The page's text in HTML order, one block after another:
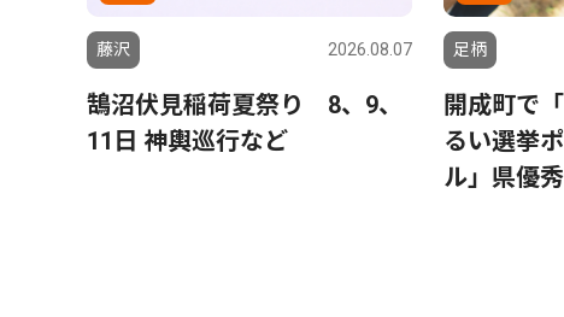
藤沢 2026.08.07
鵠沼伏見稲荷夏祭り 8、9、
11日 神輿巡行など
足柄
開成町で
るい選挙
ル」県優